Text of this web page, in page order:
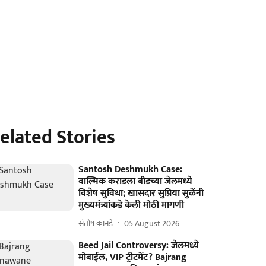
Stories
Santosh Deshmukh Case:
वाल्मिक कराडला बीडच्या जेलमध्ये
विशेष सुविधा; खासदार सुप्रिया सुळेंनी
मुख्यमंत्र्यांकडे केली मोठी मागणी
संतोष कानडे 05 August 2026
Beed Jail Controversy: जेलमध्ये
मोबाईल, VIP ट्रीटमेंट? Bajrang